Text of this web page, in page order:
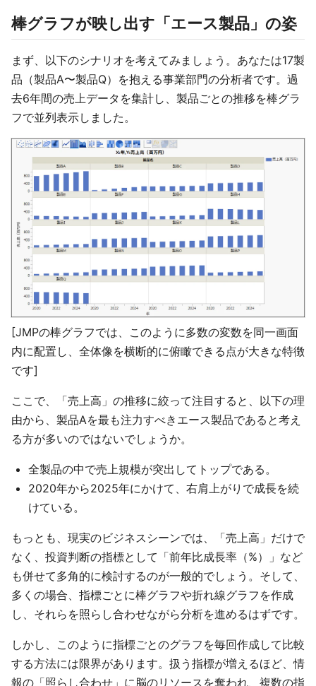
棒グラフが映し出す「エース製品」の姿
まず、以下のシナリオを考えてみましょう。あなたは17製
品（製品A〜製品Q）を抱える事業部門の分析者です。過
去6年間の売上データを集計し、製品ごとの推移を棒グラ
フで並列表示しました。
[JMPの棒グラフでは、このように多数の変数を同一画面
内に配置し、全体像を横断的に俯瞰できる点が大きな特徴
です]
ここで、「売上高」の推移に絞って注目すると、以下の理
由から、製品Aを最も注力すべきエース製品であると考え
る方が多いのではないでしょうか。
全製品の中で売上規模が突出してトップである。
2020年から2025年にかけて、右肩上がりで成長を続
けている。
もっとも、現実のビジネスシーンでは、「売上高」だけで
なく、投資判断の指標として「前年比成長率（%）」など
も併せて多角的に検討するのが一般的でしょう。そして、
多くの場合、指標ごとに棒グラフや折れ線グラフを作成
し、それらを照らし合わせながら分析を進めるはずです。
しかし、このように指標ごとのグラフを毎回作成して比較
する方法には限界があります。扱う指標が増えるほど、情
報の「照らし合わせ」に脳のリソースを奪われ、複数の指